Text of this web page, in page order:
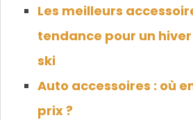
Les meilleurs
tendance pour un
ski
Auto accessoires : où
prix ?